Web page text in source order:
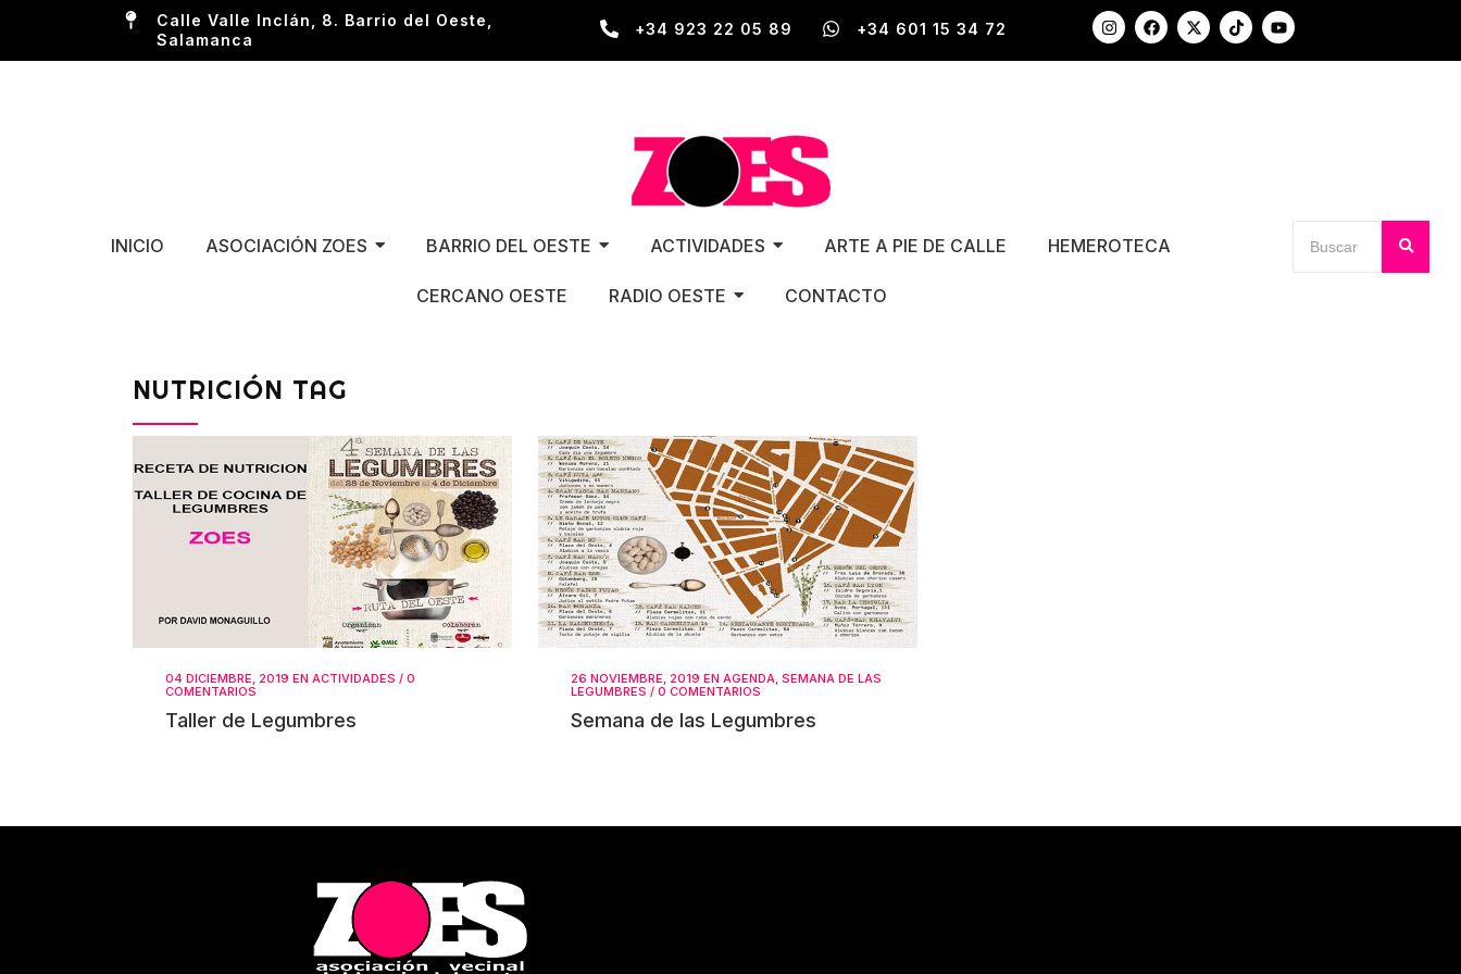
Calle Valle Inclán, 8. Barrio del Oeste,
Salamanca
+34 923 22 05 89 +34 601 15 34 72
INICIO ASOCIACIÓN ZOES BARRIO DEL OESTE ACTIVIDADES ARTE A PIE DE CALLE HEMEROTECA
CERCANO OESTE RADIO OESTE CONTACTO
NUTRICIÓN TAG
04 DICIEMBRE, 2019 EN ACTIVIDADES / 0
COMENTARIOS
Taller de Legumbres
26 NOVIEMBRE, 2019 EN AGENDA, SEMANA DE LAS
LEGUMBRES / 0 COMENTARIOS
Semana de las Legumbres